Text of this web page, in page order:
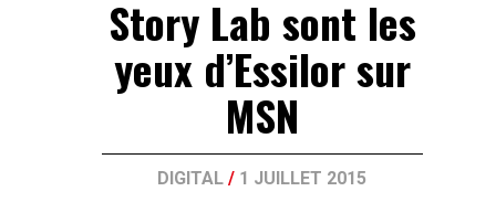
Story Lab sont les
yeux d’Essilor sur
MSN
DIGITAL / 1 JUILLET 2015